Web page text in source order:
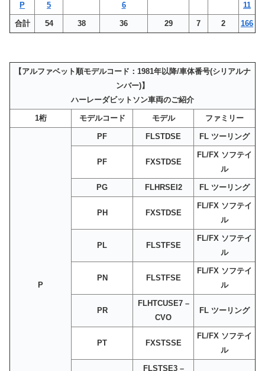
P 5 6 11
合計 54 38 36 29 7 2 166
【アルファベット順モデルコード：1981年以降/車体番号(シリアルナ
ンバー)】
ハーレーダビットソン車両のご紹介
1桁 モデルコード モデル ファミリー
P
PF FLSTDSE FL ツーリング
PF FXSTDSE
FL/FX ソフテイ
ル
PG FLHRSEI2 FL ツーリング
PH FXSTDSE
FL/FX ソフテイ
ル
PL FLSTFSE
FL/FX ソフテイ
ル
PN FLSTFSE
FL/FX ソフテイ
ル
PR
FLHTCUSE7 –
CVO
FL ツーリング
PT FXSTSSE
FL/FX ソフテイ
ル
FLSTSE3 –